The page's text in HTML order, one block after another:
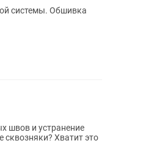
системы. Обшивка
и устранение
Хватит это